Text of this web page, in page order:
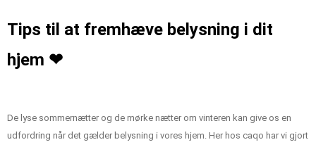
Tips til at fremhæve belysning i dit
hjem ❤
De lyse sommernætter og de mørke nætter om vinteren kan give os en
udfordring når det gælder belysning i vores hjem. Her hos caqo har vi gjort